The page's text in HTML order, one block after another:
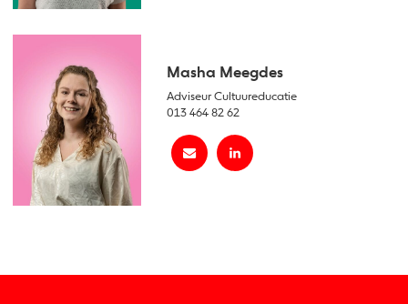
Masha Meegdes
Adviseur Cultuureducatie
013 464 82 62